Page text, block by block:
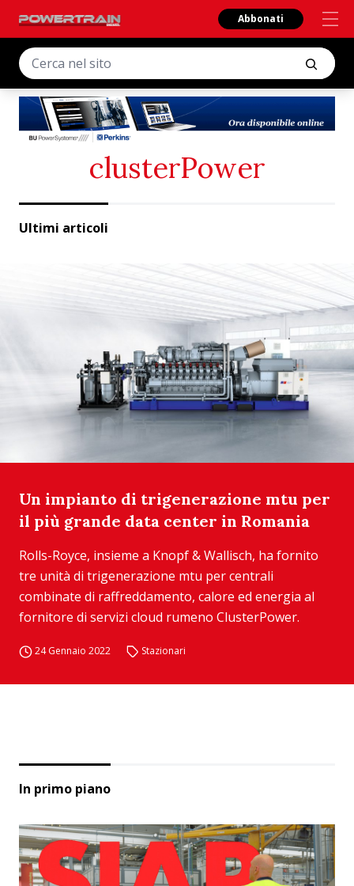
Abbonati
clusterPower
Ultimi articoli
Un impianto di trigenerazione mtu per
il più grande data center in Romania
Rolls-Royce, insieme a Knopf & Wallisch, ha fornito
tre unità di trigenerazione mtu per centrali
combinate di raffreddamento, calore ed energia al
fornitore di servizi cloud rumeno ClusterPower.
24 Gennaio 2022 Stazionari
In primo piano